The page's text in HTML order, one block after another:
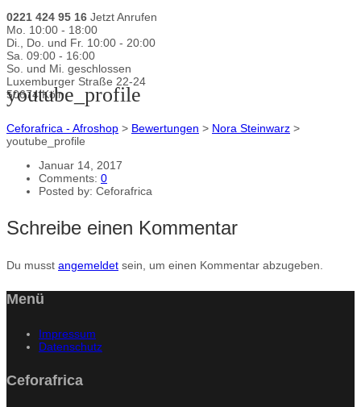
0221 424 95 16 Jetzt Anrufen
Mo. 10:00 - 18:00
Di., Do. und Fr. 10:00 - 20:00
Sa. 09:00 - 16:00
So. und Mi. geschlossen
Luxemburger Straße 22-24
50674 Köln
youtube_profile
Ceforafrica - Afroshop > Bewertungen > Nora Steinwarz >
youtube_profile
Januar 14, 2017
Comments: 0
Posted by: Ceforafrica
Schreibe einen Kommentar
Du musst angemeldet sein, um einen Kommentar abzugeben.
Menü
Impressum
Datenschutz
Ceforafrica